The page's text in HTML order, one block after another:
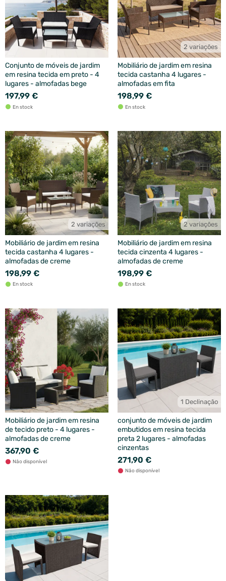
Conjunto de móveis de jardim
em resina tecida em preto - 4
lugares - almofadas bege
197,99 €
En stock
2 variações
Mobiliário de jardim em resina
tecida castanha 4 lugares -
almofadas em fita
198,99 €
En stock
2 variações
Mobiliário de jardim em resina
tecida castanha 4 lugares -
almofadas de creme
198,99 €
En stock
2 variações
Mobiliário de jardim em resina
tecida cinzenta 4 lugares -
almofadas de creme
198,99 €
En stock
Mobiliário de jardim em resina
de tecido preto - 4 lugares -
almofadas de creme
367,90 €
Não disponível
1 Declinação
conjunto de móveis de jardim
embutidos em resina tecida
preta 2 lugares - almofadas
cinzentas
271,90 €
Não disponível